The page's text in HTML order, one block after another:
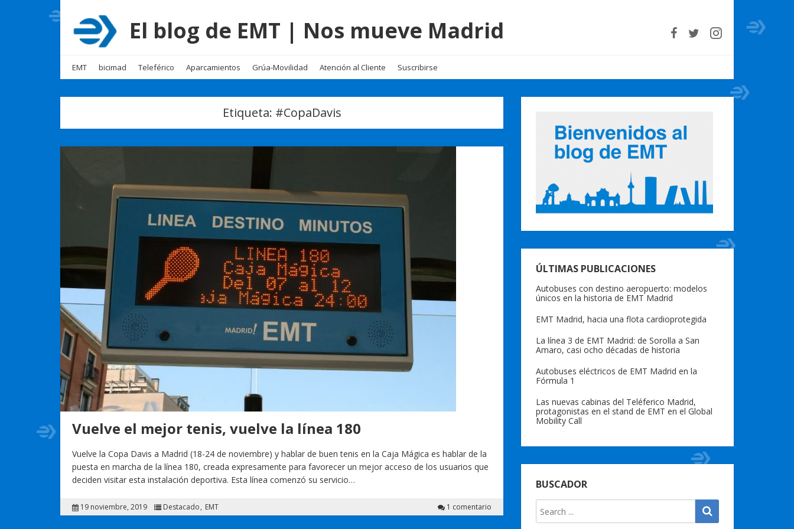
El blog de EMT | Nos mueve Madrid
EMT bicimad Teleférico Aparcamientos Grúa-Movilidad Atención al Cliente Suscribirse
Etiqueta: #CopaDavis
Vuelve el mejor tenis, vuelve la línea 180
Vuelve la Copa Davis a Madrid (18-24 de noviembre) y hablar de buen tenis en la Caja Mágica es hablar de la
puesta en marcha de la línea 180, creada expresamente para favorecer un mejor acceso de los usuarios que
deciden visitar esta instalación deportiva. Esta línea comenzó su servicio…
19 noviembre, 2019 Destacado EMT 1 comentario
ÚLTIMAS PUBLICACIONES
Autobuses con destino aeropuerto: modelos
únicos en la historia de EMT Madrid
EMT Madrid, hacia una flota cardioprotegida
La línea 3 de EMT Madrid: de Sorolla a San
Amaro, casi ocho décadas de historia
Autobuses eléctricos de EMT Madrid en la
Fórmula 1
Las nuevas cabinas del Teléferico Madrid,
protagonistas en el stand de EMT en el Global
Mobility Call
BUSCADOR